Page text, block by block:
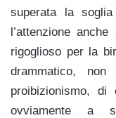
superata la
l’attenzione
rigoglioso per la
drammatico,
proibizionismo,
ovviamente a